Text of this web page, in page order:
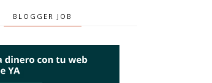
BLOGGER JOB